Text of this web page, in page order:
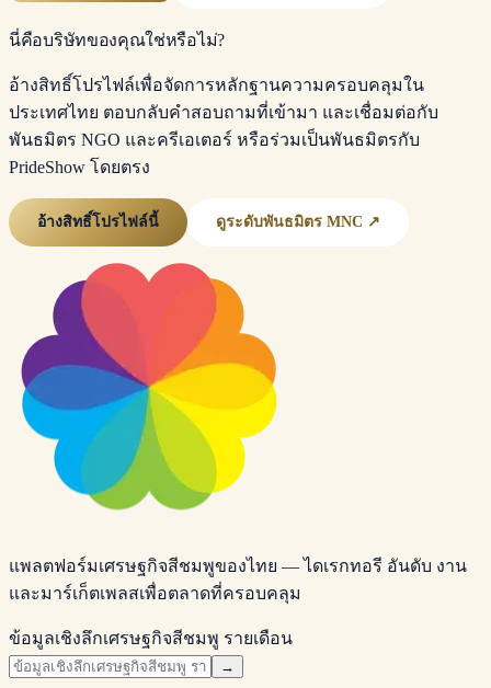
นี่คือบริษัทของคุณใช่หรือไม่?
อ้างสิทธิ์โปรไฟล์เพื่อจัดการหลักฐานความครอบคลุมใน
ประเทศไทย ตอบกลับคำสอบถามที่เข้ามา และเชื่อมต่อกับ
พันธมิตร NGO และครีเอเตอร์ หรือร่วมเป็นพันธมิตรกับ
PrideShow โดยตรง
อ้างสิทธิ์โปรไฟล์นี้ ดูระดับพันธมิตร MNC ↗
แพลตฟอร์มเศรษฐกิจสีชมพูของไทย — ไดเรกทอรี อันดับ งาน
และมาร์เก็ตเพลสเพื่อตลาดที่ครอบคลุม
ข้อมูลเชิงลึกเศรษฐกิจสีชมพู รายเดือน
→